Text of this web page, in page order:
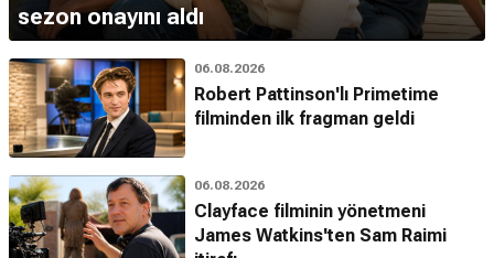
sezon onayını aldı
06.08.2026
Robert Pattinson'lı Primetime
filminden ilk fragman geldi
06.08.2026
Clayface filminin yönetmeni
James Watkins'ten Sam Raimi